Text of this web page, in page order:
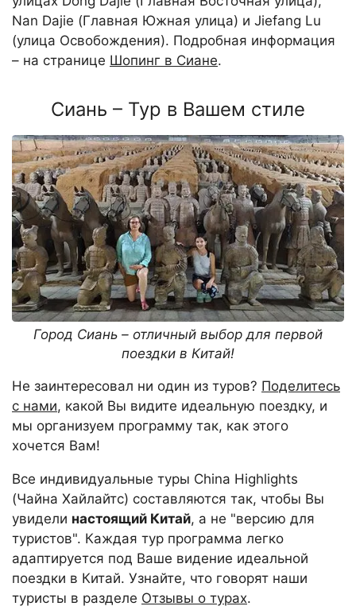
Nan Dajie (Главная Южная улица) и Jiefang Lu
(улица Освобождения). Подробная информация
– на странице Шопинг в Сиане.
Сиань – Тур в Вашем стиле
Город Сиань – отличный выбор для первой
поездки в Китай!
Не заинтересовал ни один из туров? Поделитесь
с нами, какой Вы видите идеальную поездку, и
мы организуем программу так, как этого
хочется Вам!
Все индивидуальные туры China Highlights
(Чайна Хайлайтс) составляются так, чтобы Вы
увидели настоящий Китай, а не "версию для
туристов". Каждая тур программа легко
адаптируется под Ваше видение идеальной
поездки в Китай. Узнайте, что говорят наши
туристы в разделе Отзывы о турах.